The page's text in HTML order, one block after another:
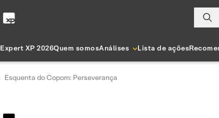
Expert XP 2026Quem somosAnálises Lista de ações
Esquenta do Copom: Perseverança